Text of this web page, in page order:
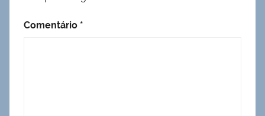
Comentário *